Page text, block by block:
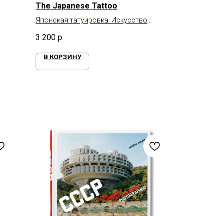
The Japanese Tattoo
Японская татуировка. Искусство
3 200 р.
В КОРЗИНУ